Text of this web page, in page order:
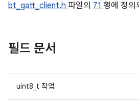
bt_gatt_client.h 파일의 71 행에 정의
필드 문서
uint8_t 작업